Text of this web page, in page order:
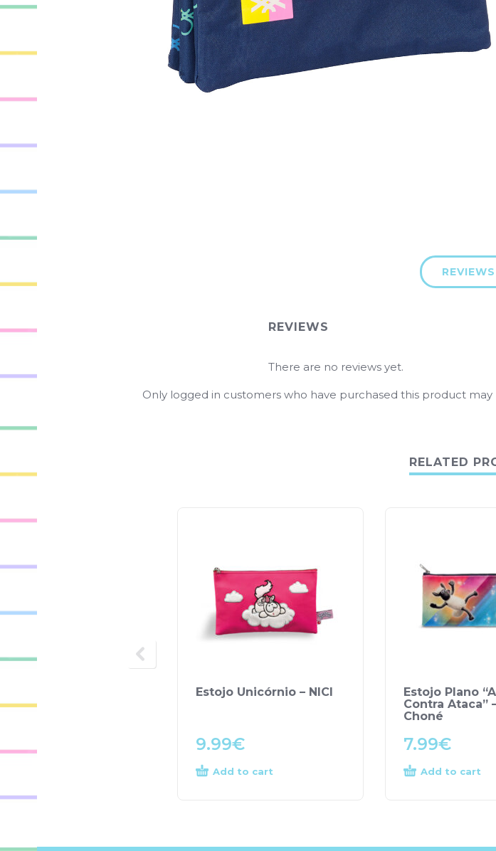
REVIEWS
There are no reviews yet.
Only logged in customers who have purchased this product may
RELATED
Estojo Unicórnio – NICI
9.99€
Add to cart
Estojo Plano
Contra Ataca”
Choné
7.99€
Add to cart